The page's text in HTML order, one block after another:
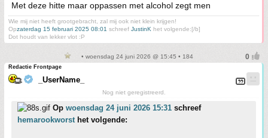
Met deze hitte maar oppassen met alcohol zegt men
Wie mij niet heeft grootgebracht, zal mij ook niet klein krijgen!
Opzaterdag 15 februari 2025 08:01 schreef JustinK het volgende:[/b]
Dot houdt van lekker vlot :P
• woensdag 24 juni 2026 @ 15:45 • 184
Redactie Frontpage
_UserName_
Nog niet geregistreerd.
Op woensdag 24 juni 2026 15:31 schreef
hemarookworsthet volgende: